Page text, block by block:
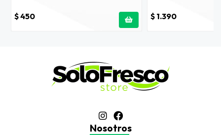
$ 450 $ 1.390
Nosotros